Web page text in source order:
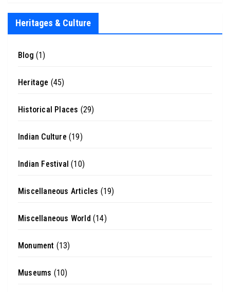
Heritages & Culture
Blog (1)
Heritage (45)
Historical Places (29)
Indian Culture (19)
Indian Festival (10)
Miscellaneous Articles (19)
Miscellaneous World (14)
Monument (13)
Museums (10)